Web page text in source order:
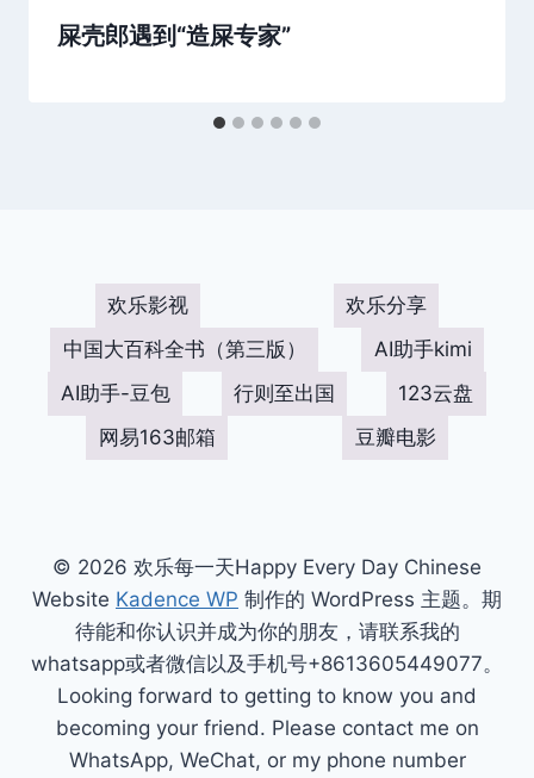
屎壳郎遇到“造屎专家”
欢乐影视
欢乐分享
中国大百科全书（第三版）
AI助手kimi
AI助手-豆包
行则至出国
123云盘
网易163邮箱
豆瓣电影
© 2026 欢乐每一天Happy Every Day Chinese
Website Kadence WP 制作的 WordPress 主题。期
待能和你认识并成为你的朋友，请联系我的
whatsapp或者微信以及手机号+8613605449077。
Looking forward to getting to know you and
becoming your friend. Please contact me on
WhatsApp, WeChat, or my phone number